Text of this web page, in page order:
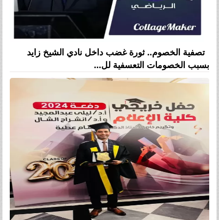
تصفية الخصوم.. ثورة غضب داخل نادي الشيخ زايد
بسبب الخصومات التعسفية لل...